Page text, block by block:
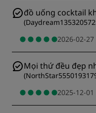
đồ uống cocktail
(
2026-02-27
Mọi thứ đều đẹp
(
2025-12-01